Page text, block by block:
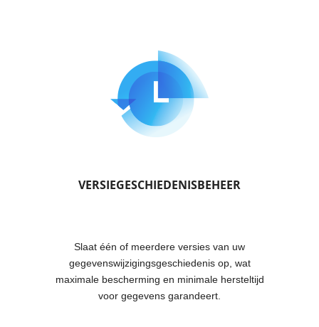
VERSIEGESCHIEDENISBEHEER
Slaat één of meerdere versies van uw
gegevenswijzigingsgeschiedenis op, wat
maximale bescherming en minimale hersteltijd
voor gegevens garandeert.